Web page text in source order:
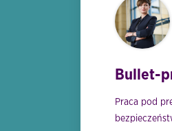
Bullet-
Praca pod